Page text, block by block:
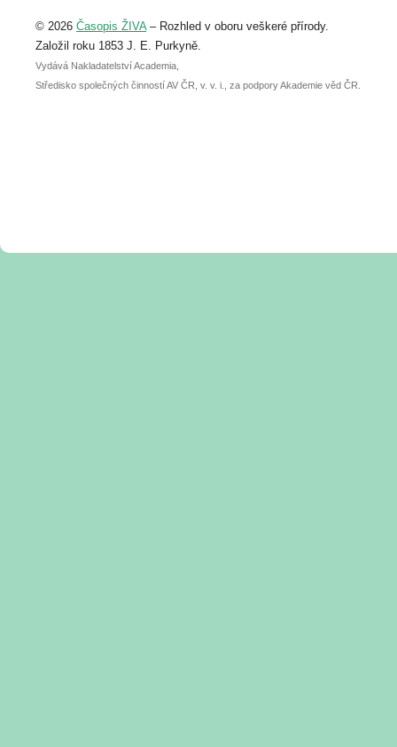
abstraktu přihlášené přednášky nebo
posteru je už 30. června.
© 2026 Časopis ŽIVA– Rozhled v oboru veškeré přírody.
Založil roku 1853 J. E. Purkyně.
Vydává Nakladatelství Academia,
Středisko společných činností AV ČR, v. v. i., za podpory Akademie věd ČR.